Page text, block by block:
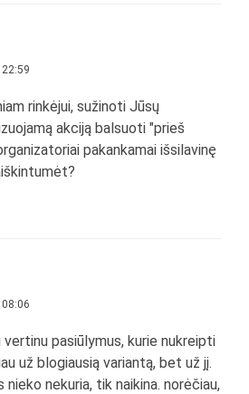
rinkėjui, sužinoti Jūsų
akciją balsuoti "prieš
pakankamai išsilavinę
pasiūlymus, kurie nukreipti
už blogiausią variantą, bet už jį.
nieko nekuria, tik naikina. norėčiau,